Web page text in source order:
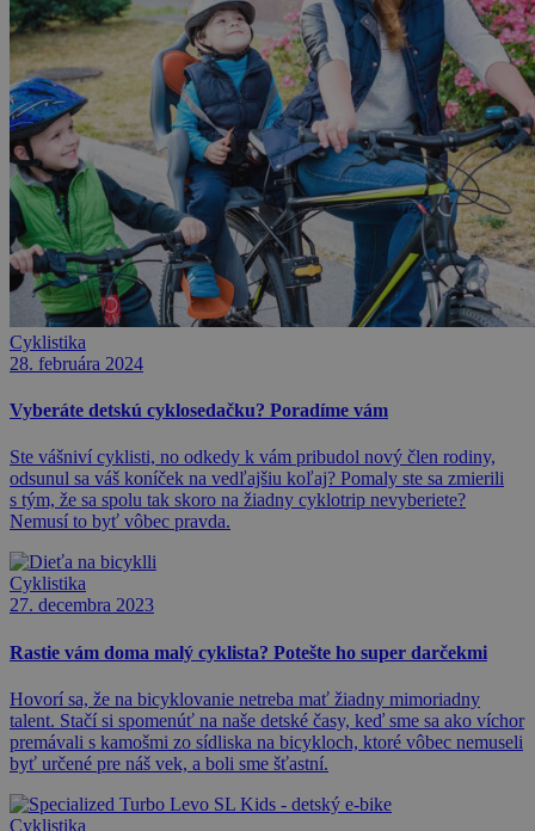
Cyklistika
28. februára 2024
Vyberáte detskú cyklosedačku? Poradíme vám
Ste vášniví cyklisti, no odkedy k vám pribudol nový člen rodiny,
odsunul sa váš koníček na vedľajšiu koľaj? Pomaly ste sa zmierili
s tým, že sa spolu tak skoro na žiadny cyklotrip nevyberiete?
Nemusí to byť vôbec pravda.
Cyklistika
27. decembra 2023
Rastie vám doma malý cyklista? Potešte ho super darčekmi
Hovorí sa, že na bicyklovanie netreba mať žiadny mimoriadny
talent. Stačí si spomenúť na naše detské časy, keď sme sa ako víchor
premávali s kamošmi zo sídliska na bicykloch, ktoré vôbec nemuseli
byť určené pre náš vek, a boli sme šťastní.
Cyklistika